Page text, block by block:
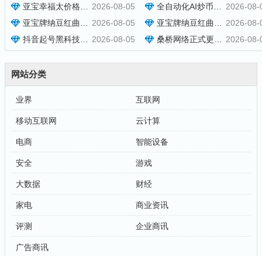
2026-08-05
亚宝幸福太价格效果介绍，现货秒发批发报价与用法用量参考 2026-08-
全自动化AI炒币量化，每日稳定收益几百，24小时全自动挂机操作！
2026-08-05
亚宝牌纳豆红曲胶囊多少钱一盒？效果好不好与订购方式说明 2026-08-
亚宝牌纳豆红曲胶囊在哪里可以买到？订购价格与用法用量说明
2026-08-05
抖音起号黑科技万粉项目：3个月变现50W，收益无限放大！ 2026-08-
桑桥网络正式更名为和美字节，新官网同步启用
网站分类
业界 互联网
移动互联网 云计算
电商 智能设备
安全 游戏
大数据 财经
家电 商业资讯
评测 企业商讯
广告商讯